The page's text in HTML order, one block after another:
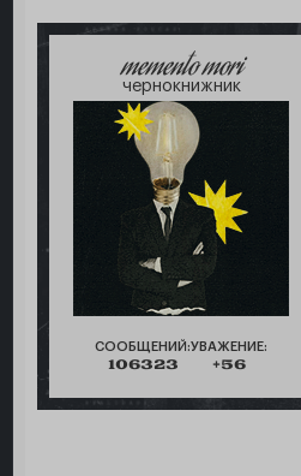
memento mori
чернокнижник
СООБЩЕНИЙ:
106323
УВАЖЕНИЕ:
+56